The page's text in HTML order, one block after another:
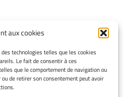
aux cookies
technologies telles que les cookies
Le fait de consentir à ces
que le comportement de navigation ou
de retirer son consentement peut avoir
LÉGALES
confidentialité